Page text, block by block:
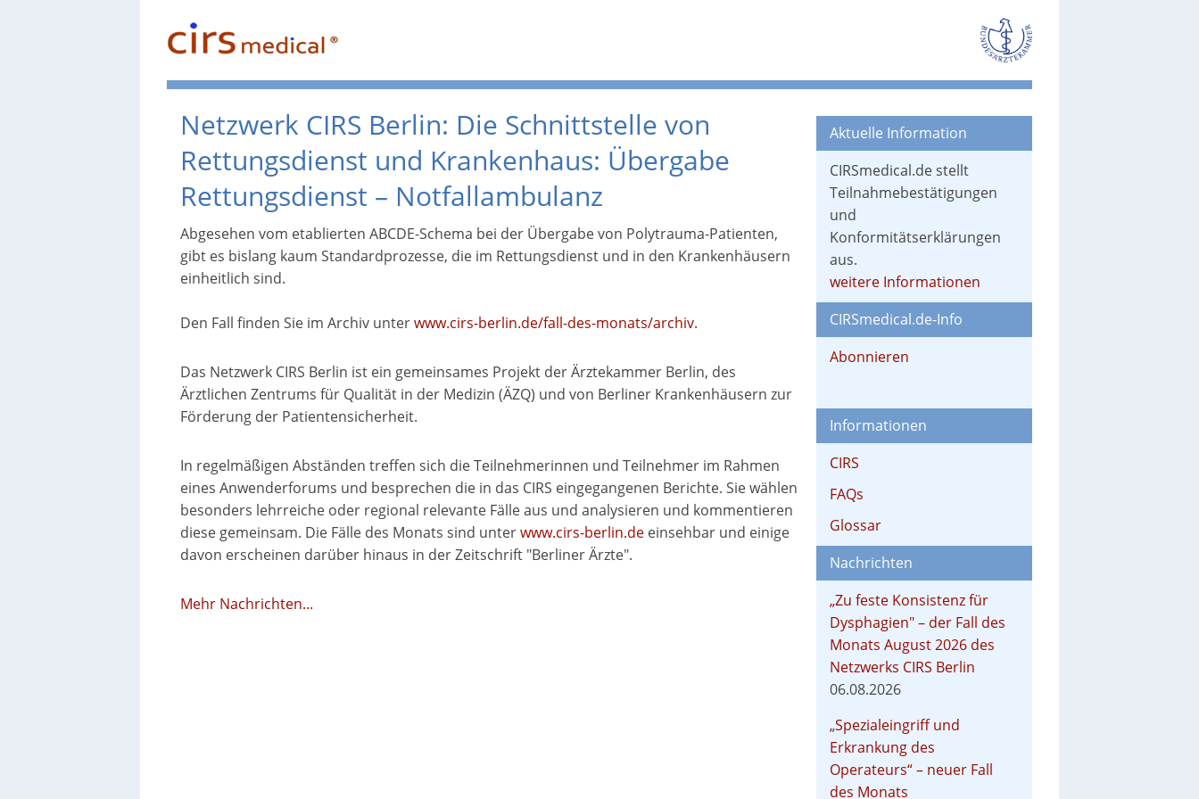
Netzwerk CIRS Berlin: Die Schnittstelle von
Rettungsdienst und Krankenhaus: Übergabe
Rettungsdienst – Notfallambulanz
Abgesehen vom etablierten ABCDE-Schema bei der Übergabe von Polytrauma-Patienten,
gibt es bislang kaum Standardprozesse, die im Rettungsdienst und in den Krankenhäusern
einheitlich sind.
Den Fall finden Sie im Archiv unterwww.cirs-berlin.de/fall-des-monats/archiv.
Das Netzwerk CIRS Berlin ist ein gemeinsames Projekt der Ärztekammer Berlin, des
Ärztlichen Zentrums für Qualität in der Medizin (ÄZQ) und von Berliner Krankenhäusern zur
Förderung der Patientensicherheit.
In regelmäßigen Abständen treffen sich die Teilnehmerinnen und Teilnehmer im Rahmen
eines Anwenderforums und besprechen die in das CIRS eingegangenen Berichte. Sie wählen
besonders lehrreiche oder regional relevante Fälle aus und analysieren und kommentieren
diese gemeinsam. Die Fälle des Monats sind unterwww.cirs-berlin.de einsehbar und einige
davon erscheinen darüber hinaus in der Zeitschrift "Berliner Ärzte".
Mehr Nachrichten...
Aktuelle Information
CIRSmedical.de stellt
Teilnahmebestätigungen
und
Konformitätserklärungen
aus.
weitere Informationen
CIRSmedical.de-Info
Abonnieren
Informationen
CIRS
FAQs
Glossar
Nachrichten
„Zu feste Konsistenz für
Dysphagien" – der Fall des
Monats August 2026 des
Netzwerks CIRS Berlin
06.08.2026
„Spezialeingriff und
Erkrankung des
Operateurs“ – neuer Fall
des Monats